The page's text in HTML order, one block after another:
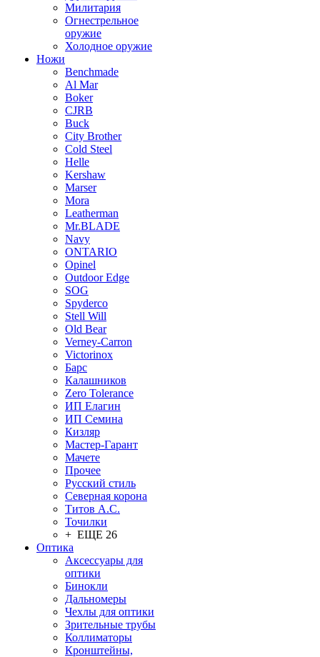
Милитария
Огнестрельное
оружие
Холодное оружие
Ножи
Benchmade
Al Mar
Boker
CJRB
Buck
City Brother
Cold Steel
Helle
Kershaw
Marser
Mora
Leatherman
Mr.BLADE
Navy
ONTARIO
Opinel
Outdoor Edge
SOG
Spyderco
Stell Will
Old Bear
Verney-Carron
Victorinox
Барс
Калашников
Zero Tolerance
ИП Елагин
ИП Семина
Кизляр
Мастер-Гарант
Мачете
Прочее
Русский стиль
Северная корона
Титов А.С.
Точилки
+ ЕЩЕ 26
Оптика
Аксессуары для
оптики
Бинокли
Дальномеры
Чехлы для оптики
Зрительные трубы
Коллиматоры
Кронштейны,